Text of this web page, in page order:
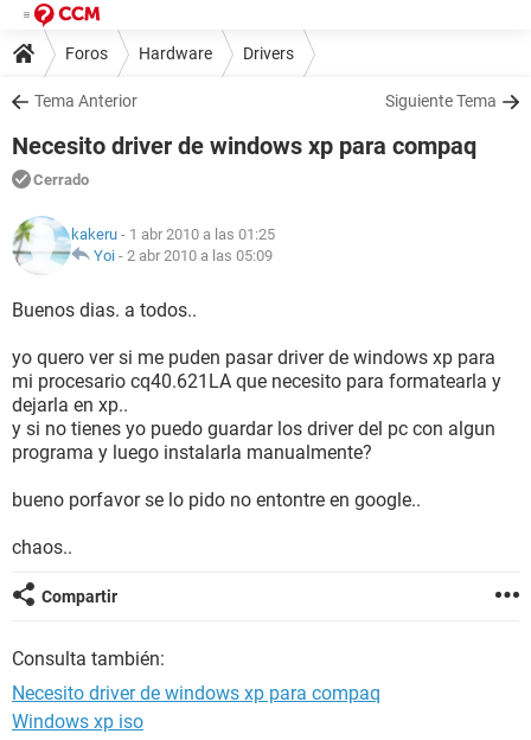
Foros Hardware Drivers
Tema Anterior Siguiente Tema
Necesito driver de windows xp para compaq
Cerrado
kakeru - 1 abr 2010 a las 01:25
Yoi - 2 abr 2010 a las 05:09
Buenos dias. a todos..
yo quero ver si me puden pasar driver de windows xp para
mi procesario cq40.621LA que necesito para formatearla y
dejarla en xp..
y si no tienes yo puedo guardar los driver del pc con algun
programa y luego instalarla manualmente?
bueno porfavor se lo pido no entontre en google..
chaos..
Compartir
Consulta también:
Necesito driver de windows xp para compaq
Windows xp iso